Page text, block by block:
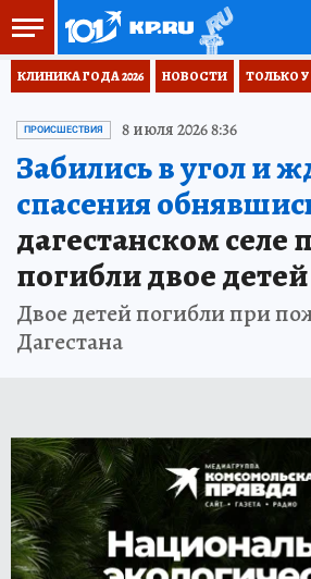
КЛИНИКА ГОДА 2026 НОВОСТИ ТОЛЬКО
ПРОИСШЕСТВИЯ 8 июля 2026 8:36
Забились в угол и
спасения
дагестанском селе
погибли двое детей
Двое детей погибли при
Дагестана